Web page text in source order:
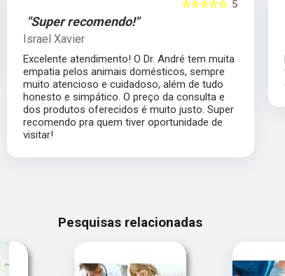
5
☆☆☆☆☆
"Super recomendo!"
Israel Xavier
Excelente atendimento! O Dr. André tem muita
empatia pelos animais domésticos, sempre
muito atencioso e cuidadoso, além de tudo
honesto e simpático. O preço da consulta e
dos produtos oferecidos é muito justo. Super
recomendo pra quem tiver oportunidade de
visitar!
Pesquisas relacionadas